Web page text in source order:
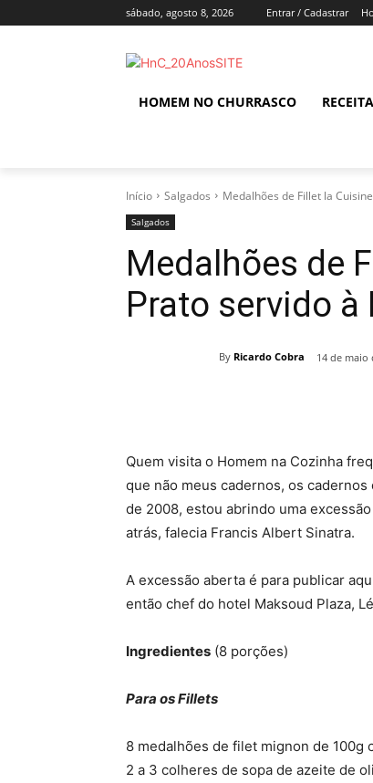
sábado, agosto 8, 2026 Entrar / Cadastrar
HOMEM NO CHURRASCO
Início Salgados Medalhões de Fillet la
Salgados
Medalhões de
Prato servido à
By Ricardo Cobra 14 de maio
Quem visita o Homem na Cozinha
que não meus cadernos, os
de 2008, estou abrindo uma
atrás, falecia Francis Albert Sinatra.
A excessão aberta é para publicar
então chef do hotel Maksoud Plaza,
Ingredientes (8 porções)
Para os Fillets
8 medalhões de filet mignon de 100g
2 a 3 colheres de sopa de azeite de